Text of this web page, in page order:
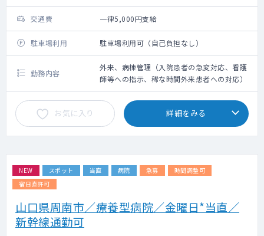
交通費 一律5,000円支給
駐車場利用 駐車場利用可（自己負担なし）
勤務内容
外来、病棟管理（入院患者の急変対応、看護
師等への指示、稀な時間外来患者への対応）
お気に入り 詳細をみる
NEW スポット 当直 病院 急募
時間調整可
宿日直許可
山口県周南市／療養型病院／金曜日*当直／
新幹線通勤可